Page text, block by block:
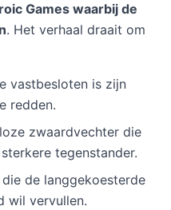
Games waarbij de
. Het verhaal draait om
vastbesloten is zijn
redden.
zwaardvechter die
tegenstander.
de langgekoesterde
wil vervullen.